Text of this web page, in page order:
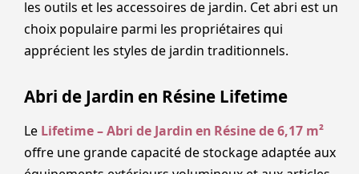
les outils et les accessoires de jardin. Cet abri est un
choix populaire parmi les propriétaires qui
apprécient les styles de jardin traditionnels.
Abri de Jardin en Résine Lifetime
Le Lifetime – Abri de Jardin en Résine de 6,17 m²
offre une grande capacité de stockage adaptée aux